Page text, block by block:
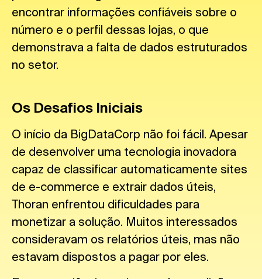
encontrar informações confiáveis sobre o
número e o perfil dessas lojas, o que
demonstrava a falta de dados estruturados
no setor.
Os Desafios Iniciais
O início da BigDataCorp não foi fácil. Apesar
de desenvolver uma tecnologia inovadora
capaz de classificar automaticamente sites
de e-commerce e extrair dados úteis,
Thoran enfrentou dificuldades para
monetizar a solução. Muitos interessados
consideravam os relatórios úteis, mas não
estavam dispostos a pagar por eles.